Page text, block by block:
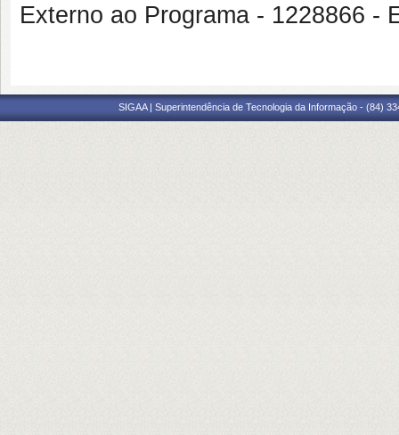
Externo ao Programa - 1228866 -
SIGAA | Superintendência de Tecnologia da Informação - (84)